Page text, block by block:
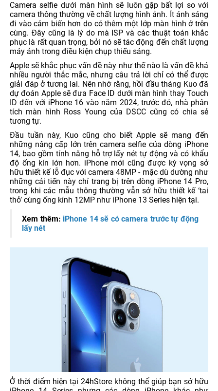
Camera selfie dưới màn hình sẽ luôn gặp bất lợi so với
camera thông thường về chất lượng hình ảnh. Ít ánh sáng
đi vào cảm biến hơn do có thêm một lớp màn hình ở trên
cùng. Đây cũng là lý do mà ISP và các thuật toán khắc
phục là rất quan trọng, bởi nó sẽ tác động đến chất lượng
máy ảnh trong điều kiện chụp thiếu sáng.
Apple sẽ khắc phục vấn đề này như thế nào là vấn đề khá
nhiều người thắc mắc, nhưng câu trả lời chỉ có thể được
giải đáp ở tương lai. Nên nhớ rằng, hồi đầu tháng Kuo đã
dự đoán Apple sẽ đưa Face ID dưới màn hình thay Touch
ID đến với iPhone 16 vào năm 2024, trước đó, nhà phân
tích màn hình Ross Young của DSCC cũng có chia sẻ
tương tự.
Đầu tuần này, Kuo cũng cho biết Apple sẽ mang đến
những nâng cấp lớn trên camera selfie của dòng iPhone
14, bao gồm tính năng hỗ trợ lấy nét tự động và có khẩu
độ ống kín lớn hơn. iPhone mới cũng được kỳ vọng sở
hữu thiết kế lỗ đục với camera 48MP - mặc dù dường như
những cải tiến này chỉ trang bị trên dòng iPhone 14 Pro,
trong khi các mẫu thông thường vẫn sở hữu thiết kế ‘tai
thỏ’ cùng ống kính 12MP như iPhone 13 Series hiện tại.
Xem thêm: iPhone 14 sẽ có camera trước tự động
lấy nét
Ở thời điểm hiện tại 24hStore không thể giúp bạn sở hữu